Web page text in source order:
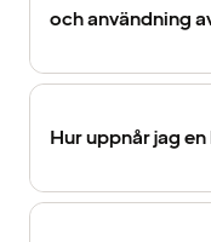
och användning
Hur uppnår jag